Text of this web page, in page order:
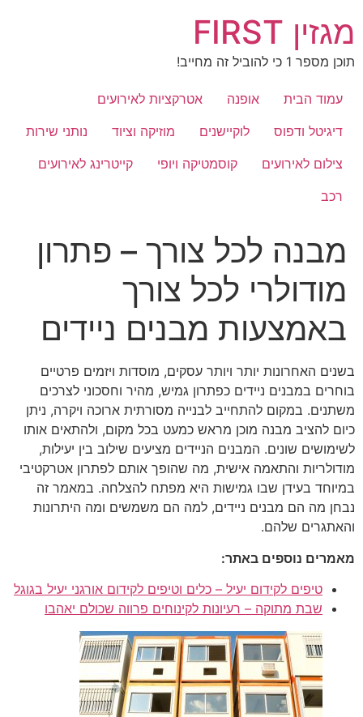
לתוכן
מגזין FIRST
תוכן מספר 1 כי להוביל זה מחייב!
עמוד הבית אופנה
אטרקציות לאירועים
דיגיטל ודפוס
לוקיישנים מוזיקה וציוד
נותני שירות
צילום לאירועים
קוסמטיקה ויופי
קייטרינג לאירועים
רכב
מבנה לכל צורך – פתרון
מודולרי לכל צורך
באמצעות מבנים ניידים
בשנים האחרונות יותר ויותר עסקים, מוסדות ויזמים פרטיים
בוחרים במבנים ניידים כפתרון גמיש, מהיר וחסכוני לצרכים
משתנים. במקום להתחייב לבנייה מסורתית ארוכה ויקרה, ניתן
כיום להציב מבנה מוכן מראש כמעט בכל מקום, ולהתאים אותו
לשימושים שונים. המבנים הניידים מציעים שילוב בין יעילות,
מודולריות והתאמה אישית, מה שהופך אותם לפתרון אטרקטיבי
במיוחד בעידן שבו גמישות היא מפתח להצלחה. במאמר זה
נבחן מה הם מבנים ניידים, למה הם משמשים ומה היתרונות
והאתגרים שלהם.
מאמרים נוספים באתר:
טיפים לקידום יעיל – כלים וטיפים לקידום אורגני יעיל בגוגל
שבת מתוקה – רעיונות לקינוחים פרווה שכולם יאהבו